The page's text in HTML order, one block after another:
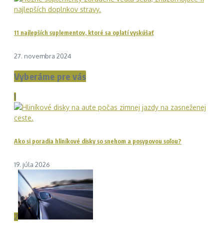
11 najlepších suplementov, ktoré sa oplatí vyskúšať
27. novembra 2024
Vyberáme pre vás
1
Ako si poradia hliníkové disky so snehom a posypovou soľou?
19. júla 2026
2